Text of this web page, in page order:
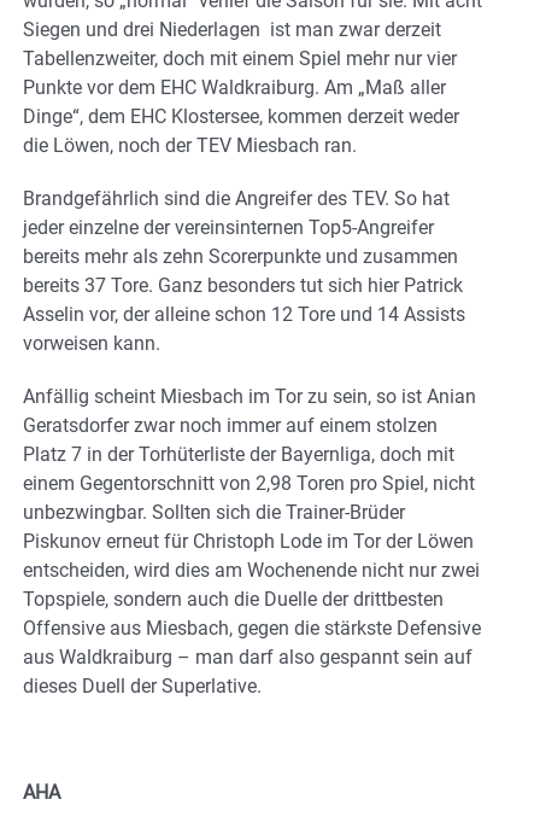
Siegen und drei Niederlagen ist man zwar derzeit
Tabellenzweiter, doch mit einem Spiel mehr nur vier
Punkte vor dem EHC Waldkraiburg. Am „Maß aller
Dinge“, dem EHC Klostersee, kommen derzeit weder
die Löwen, noch der TEV Miesbach ran.
Brandgefährlich sind die Angreifer des TEV. So hat
jeder einzelne der vereinsinternen Top5-Angreifer
bereits mehr als zehn Scorerpunkte und zusammen
bereits 37 Tore. Ganz besonders tut sich hier Patrick
Asselin vor, der alleine schon 12 Tore und 14 Assists
vorweisen kann.
Anfällig scheint Miesbach im Tor zu sein, so ist Anian
Geratsdorfer zwar noch immer auf einem stolzen
Platz 7 in der Torhüterliste der Bayernliga, doch mit
einem Gegentorschnitt von 2,98 Toren pro Spiel, nicht
unbezwingbar. Sollten sich die Trainer-Brüder
Piskunov erneut für Christoph Lode im Tor der Löwen
entscheiden, wird dies am Wochenende nicht nur zwei
Topspiele, sondern auch die Duelle der drittbesten
Offensive aus Miesbach, gegen die stärkste Defensive
aus Waldkraiburg – man darf also gespannt sein auf
dieses Duell der Superlative.
AHA